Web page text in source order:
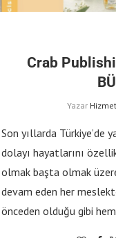
Crab
Yazar
Son yıllarda Türkiye’de
dolayı hayatlarını
olmak başta olmak
devam eden her
önceden olduğu gibi